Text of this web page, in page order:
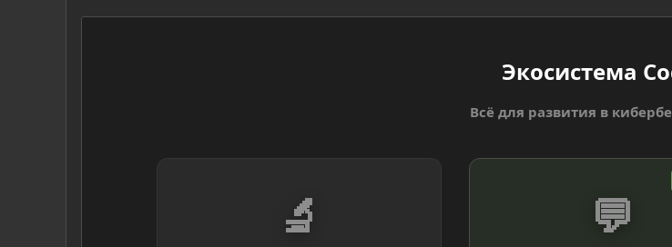
Экосистема
Всё для развития в
🔬 💬